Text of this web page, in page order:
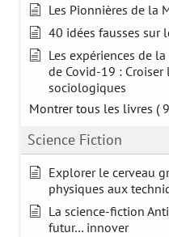
Les Pionnières de la
40 idées fausses sur
Les expériences de
de Covid-19 :
sociologiques
Montrer tous les livres (
Science Fiction
Explorer le cerveau
physiques aux
La science-fiction
futur… innover